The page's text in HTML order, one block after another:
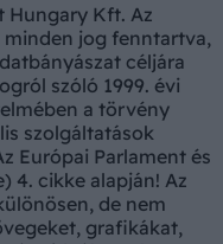
Kft. Az
jog fenntartva,
céljára
szóló 1999. évi
a törvény
szolgáltatások
Európai Parlament és
4. cikke alapján! Az
de nem
grafikákat,